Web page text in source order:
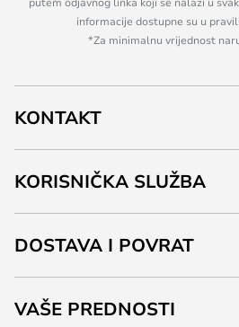
informacije dostupne su u
*Za minimalnu vrijednost
KONTAKT
KORISNIČKA SLUŽBA
DOSTAVA I POVRAT
VAŠE PREDNOSTI